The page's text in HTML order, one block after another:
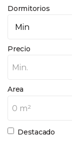
Dormitorios
Precio
Min.
Area
0 m²
Destacado